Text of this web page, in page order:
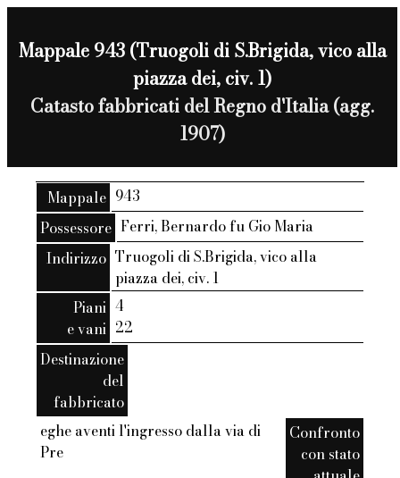
Mappale 943 (Truogoli di S.Brigida, vico alla
piazza dei, civ. 1)
Catasto fabbricati del Regno d'Italia (agg.
1907)
Mappale 943
Possessore Ferri, Bernardo fu Gio Maria
Indirizzo Truogoli di S.Brigida, vico alla
piazza dei, civ. 1
Piani
e vani
4
22
Destinazione
del
fabbricato
eghe aventi l'ingresso dalla via di
Pre
Confronto
con stato